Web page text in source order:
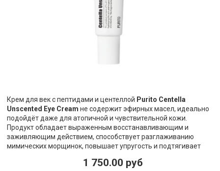
Крем для век с пептидами и центеллой Purito Centella
Unscented Eye Cream не содержит эфирных масел, идеально
подойдёт даже для атопичной и чувствительной кожи.
Продукт обладает выраженным восстанавливающим и
заживляющим действием, способствует разглаживанию
мимических морщинок, повышает упругость и подтягивает
1 750.00 руб